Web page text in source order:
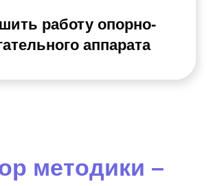
работу опорно-
аппарата
методики –